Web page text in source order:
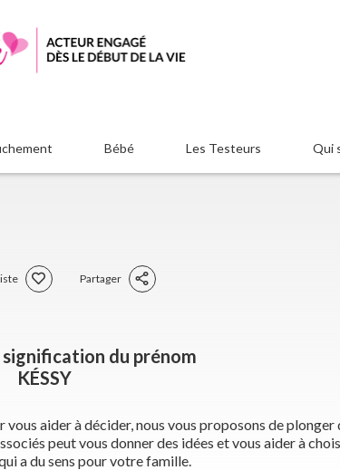
Bébé Les Testeurs Qui
Partager
du prénom
KÉSSY
aider à décider, nous vous proposons de
peut vous donner des idées et vous aider à
a du sens pour votre famille.